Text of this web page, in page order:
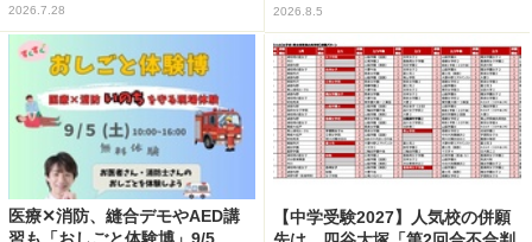
2026.7.28 2026.8.5
医療✕消防、縫合デモやAED講
【中学受験2027】人気校の併願